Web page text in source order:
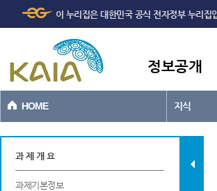
본문바로가기
이 누리집은 대한민국 공식 전자정부 누리집
정보공개
HOME 지식
과제현황
과 제 개 요
과제기본정보